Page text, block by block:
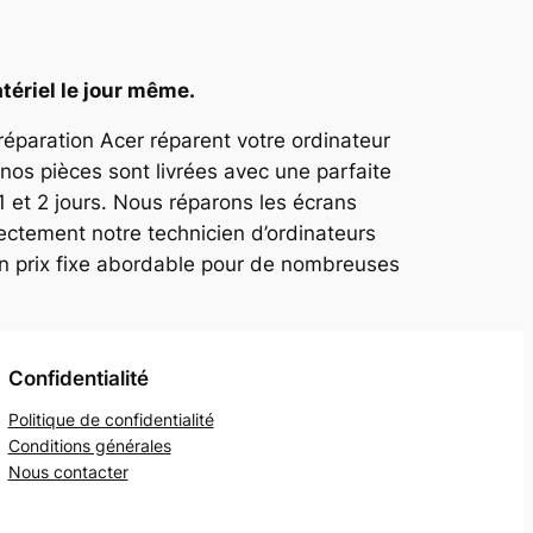
le jour même.
Acer réparent votre ordinateur
pièces sont livrées avec une parfaite
2 jours. Nous réparons les écrans
notre technicien d’ordinateurs
prix fixe abordable pour de nombreuses
Confidentialité
Politique de confidentialité
Conditions générales
Nous contacter